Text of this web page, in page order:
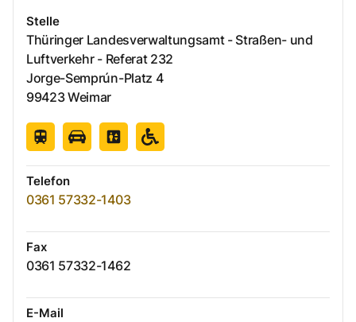
Stelle
Thüringer Landesverwaltungsamt - Straßen- und
Luftverkehr - Referat 232
Jorge-Semprún-Platz 4
99423Weimar
Telefon
0361 57332-1403
Fax
0361 57332-1462
E-Mail